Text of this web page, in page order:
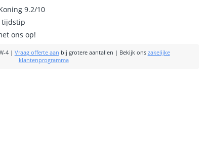
9.2/10
tijdstip
ons op!
4| Vraag offerte aan bij grotere aantallen | Bekijk ons zakelijke
klantenprogramma